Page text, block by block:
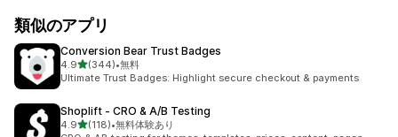
類似のアプリ
Conversion Bear Trust Badges
4.95つ星中
(344)
合計レビュー数：344件
•無料
Ultimate Trust Badges: Highlight secure checkout & payments
Shoplift ‑ CRO & A/B Testing
4.95つ星中
(118)
合計レビュー数：118件
•無料体験あり